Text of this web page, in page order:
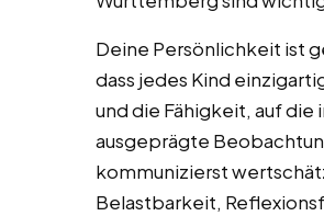
Deine Persönlichkeit ist
dass jedes Kind
und die Fähigkeit, auf
ausgeprägte
kommunizierst
Belastbarkeit,